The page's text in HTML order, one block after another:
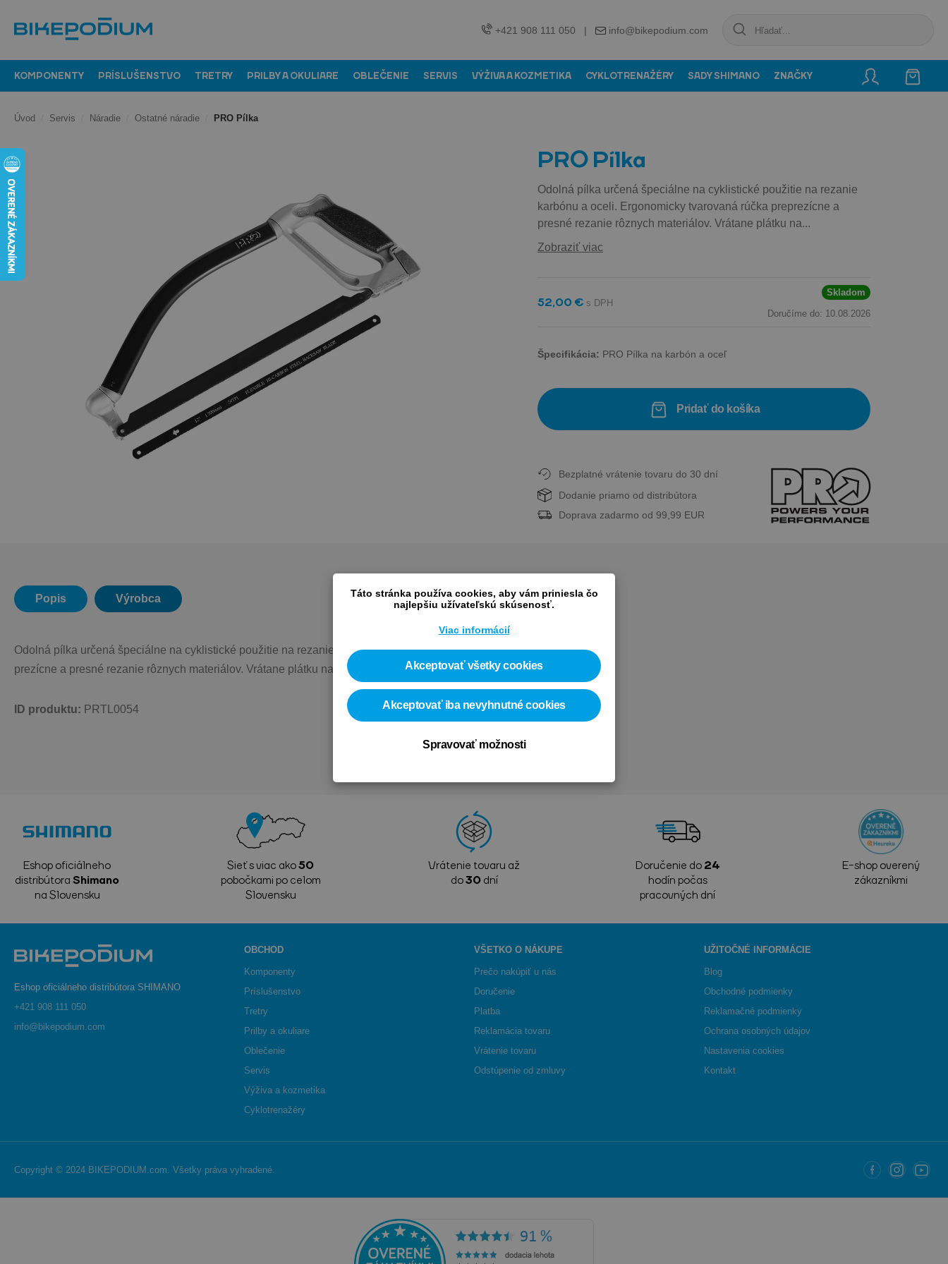
Táto stránka používa cookies, aby vám priniesla čo
najlepšiu užívateľskú skúsenosť.
Viac informácií
Akceptovať všetky cookies
Akceptovať iba nevyhnutné cookies
Spravovať možnosti
+421 908 111 050 | info@bikepodium.com
KOMPONENTY PRÍSLUŠENSTVO TRETRY PRILBY A OKULIARE OBLEČENIE SERVIS VÝŽIVA A KOZMETIKA CYKLOTRENAŽÉRY SADY SHIMANO ZNAČKY
Úvod Servis Náradie Ostatné náradie PRO Pílka
PRO Pílka
Odolná pílka určená špeciálne na cyklistické použitie na rezanie
karbónu a oceli. Ergonomicky tvarovaná rúčka preprezícne a
presné rezanie rôznych materiálov. Vrátane plátku na...
Zobraziť viac
52,00 €
Skladom
Doručíme do: 10.08.2026
Špecifikácia: PRO Pílka na karbón a oceľ
Pridať do košíka
Bezplatné vrátenie tovaru do 30 dní
Dodanie priamo od distribútora
Doprava zadarmo od 99,99 EUR
Popis Výrobca
Odolná pílka určená špeciálne na cyklistické použitie na rezanie karbónu a oceli. Ergonomicky tvarovaná rúčka pre
prezícne a presné rezanie rôznych materiálov. Vrátane plátku na karbón a ocel.
ID produktu: PRTL0054
Eshop oficiálneho
distribútoraShimano
na Slovensku
Sieť s viac ako50
pobočkami po celom
Slovensku
Vrátenie tovaru až
do30dní
Doručenie do24
hodín počas
pracovných dní
E-shop overený
zákazníkmi
Eshop oficiálneho distribútora SHIMANO
+421 908 111 050
info@bikepodium.com
OBCHOD
Komponenty
Príslušenstvo
Tretry
Prilby a okuliare
Oblečenie
Servis
Výživa a kozmetika
Cyklotrenažéry
VŠETKO O NÁKUPE
Prečo nakúpiť u nás
Doručenie
Platba
Reklamácia tovaru
Vrátenie tovaru
Odstúpenie od zmluvy
UŽITOČNÉ INFORMÁCIE
Blog
Obchodné podmienky
Reklamačné podmienky
Ochrana osobných údajov
Nastavenia cookies
Kontakt
Copyright © 2024 BIKEPODIUM.com. Všetky práva vyhradené.